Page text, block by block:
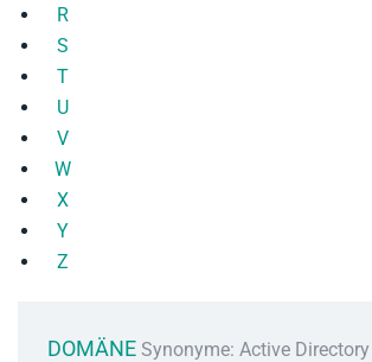
R
S
T
U
V
W
X
Y
Z
DOMÄNE Synonyme: Active